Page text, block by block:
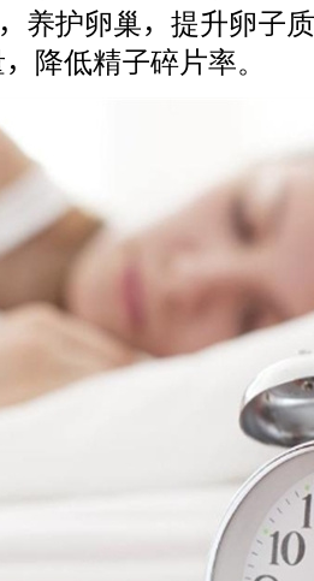
养护卵巢，提升卵子
降低精子碎片率。